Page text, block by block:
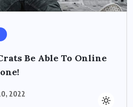
Be Able To Online
2022